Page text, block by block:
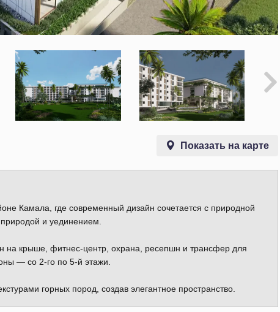
Показать на карте
Камала, где современный дизайн сочетается с природной
и уединением.
на крыше, фитнес-центр, охрана, ресепшн и трансфер для
— со 2-го по 5-й этажи.
горных пород, создав элегантное пространство.